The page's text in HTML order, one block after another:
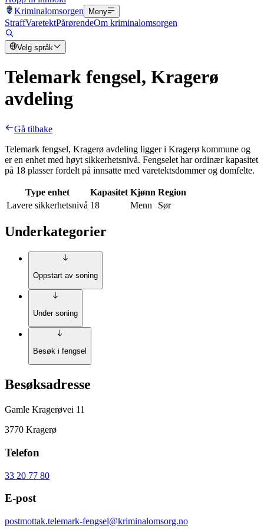
Kriminalomsorgen
Meny
StraffVaretektPårørendeOm kriminalomsorgen
Velg språk
Telemark fengsel, Kragerø
avdeling
Gå tilbake
Telemark fengsel, Kragerø avdeling ligger i Kragerø kommune og
er en enhet med høyt sikkerhetsnivå. Fengselet har ordinær kapasitet
på 18 plasser fordelt på innsatte med varetektsdommer og domfelte.
Type enhet Kapasitet Kjønn Region
Lavere sikkerhetsnivå 18 Menn Sør
Underkategorier
Oppstart av soning
Under soning
Besøk i fengsel
Besøksadresse
Gamle Kragerøvei 11
3770 Kragerø
Telefon
33 20 77 80
E-post
postmottak.telemark-fengsel@kriminalomsorg.no